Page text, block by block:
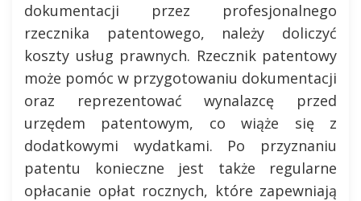
dokumentacji przez profesjonalnego
rzecznika patentowego, należy doliczyć
koszty usług prawnych. Rzecznik patentowy
może pomóc w przygotowaniu dokumentacji
oraz reprezentować wynalazcę przed
urzędem patentowym, co wiąże się z
dodatkowymi wydatkami. Po przyznaniu
patentu konieczne jest także regularne
opłacanie opłat rocznych, które zapewniają